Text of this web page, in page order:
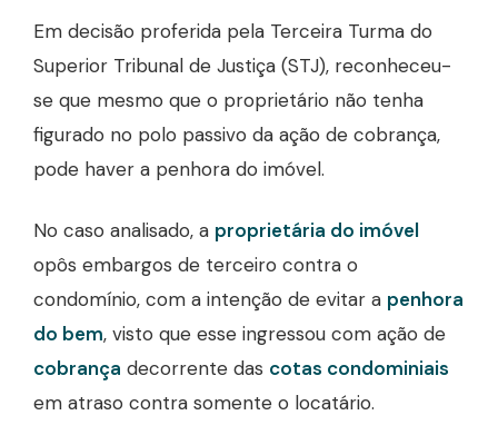
Em decisão proferida pela Terceira Turma do
Superior Tribunal de Justiça (STJ), reconheceu-
se que mesmo que o proprietário não tenha
figurado no polo passivo da ação de cobrança,
pode haver a penhora do imóvel.
No caso analisado, a proprietária do imóvel
opôs embargos de terceiro contra o
condomínio, com a intenção de evitar a penhora
do bem, visto que esse ingressou com ação de
cobrança decorrente das cotas condominiais
em atraso contra somente o locatário.